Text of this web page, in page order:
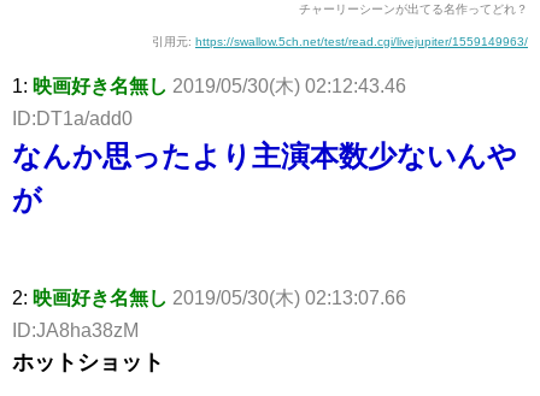
チャーリーシーンが出てる名作ってどれ？
引用元: https://swallow.5ch.net/test/read.cgi/livejupiter/1559149963/
1: 映画好き名無し 2019/05/30(木) 02:12:43.46
ID:DT1a/add0
なんか思ったより主演本数少ないんや
が
2: 映画好き名無し 2019/05/30(木) 02:13:07.66
ID:JA8ha38zM
ホットショット